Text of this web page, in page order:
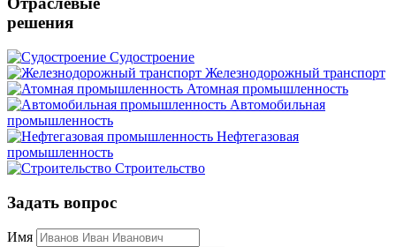
решения
Судостроение
Железнодорожный транспорт
Атомная промышленность
Автомобильная
промышленность
Нефтегазовая
промышленность
Строительство
Задать вопрос
Имя